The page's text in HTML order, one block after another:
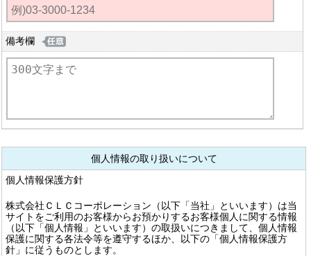
備考欄
個人情報の取り扱いについて
個人情報保護方針
株式会社ＣＬＣコーポレーション（以下「当社」といいます）は当
サイトをご利用のお客様からお預かりするお客様個人に関する情報
（以下「個人情報」といいます）の取扱いにつきまして、個人情報
保護に関する各法令等を遵守するほか、以下の「個人情報保護方
針」に従うものとします。